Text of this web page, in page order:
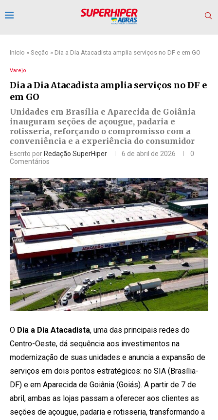
Início » Seção » Dia a Dia Atacadista amplia serviços no DF e em GO
Varejo
Dia a Dia Atacadista amplia serviços no DF e
em GO
Unidades em Brasília e Aparecida de Goiânia
inauguram seções de açougue, padaria e
rotisseria, reforçando o compromisso com a
conveniência e a experiência do consumidor
Escrito porRedação SuperHiper 6 de abril de 2026
0
Comentários
O Dia a Dia Atacadista, uma das principais redes do
Centro-Oeste, dá sequência aos investimentos na
modernização de suas unidades e anuncia a expansão de
serviços em dois pontos estratégicos: no SIA (Brasília-
DF) e em Aparecida de Goiânia (Goiás). A partir de 7 de
abril, ambas as lojas passam a oferecer aos clientes as
seções de açougue, padaria e rotisseria, transformando a